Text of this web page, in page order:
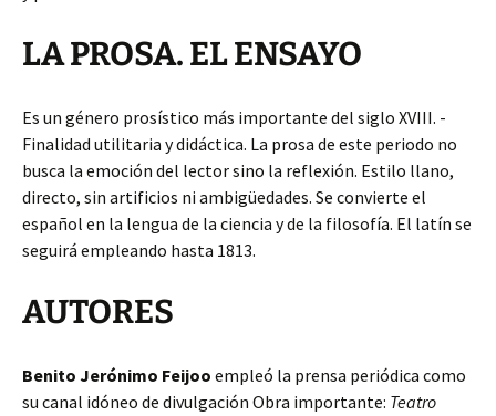
LA PROSA. EL ENSAYO
Es un género prosístico más importante del siglo XVIII. -
Finalidad utilitaria y didáctica. La prosa de este periodo no
busca la emoción del lector sino la reflexión. Estilo llano,
directo, sin artificios ni ambigüedades. Se convierte el
español en la lengua de la ciencia y de la filosofía. El latín se
seguirá empleando hasta 1813.
AUTORES
Benito Jerónimo Feijoo empleó la prensa periódica como
su canal idóneo de divulgación Obra importante: Teatro